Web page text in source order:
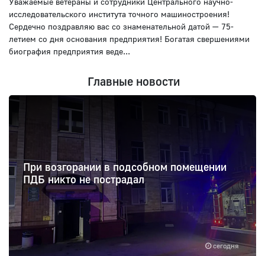
исследовательского института точного машиностроения!
Сердечно поздравляю вас со знаменательной датой — 75-
летием со дня основания предприятия! Богатая свершениями
биография предприятия веде...
Главные новости
сегодня
При возгорании в подсобном помещении
ПДБ никто не пострадал